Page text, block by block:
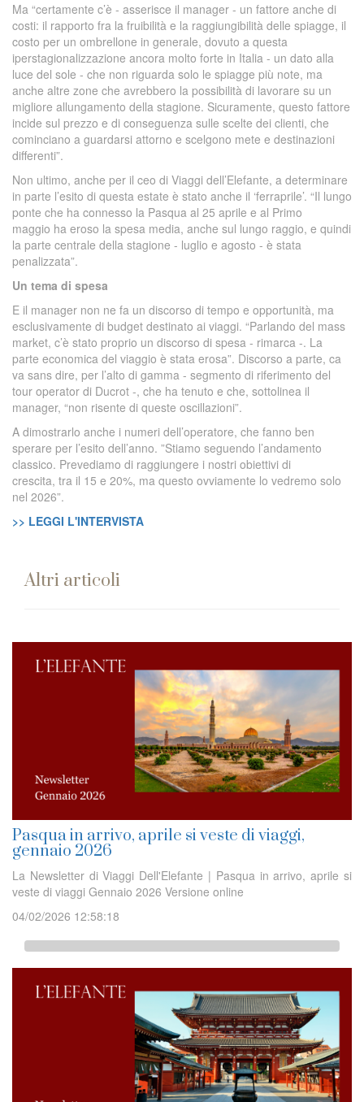
Ma “certamente c’è - asserisce il manager - un fattore anche di
costi: il rapporto fra la fruibilità e la raggiungibilità delle spiagge, il
costo per un ombrellone in generale, dovuto a questa
iperstagionalizzazione ancora molto forte in Italia - un dato alla
luce del sole - che non riguarda solo le spiagge più note, ma
anche altre zone che avrebbero la possibilità di lavorare su un
migliore allungamento della stagione. Sicuramente, questo fattore
incide sul prezzo e di conseguenza sulle scelte dei clienti, che
cominciano a guardarsi attorno e scelgono mete e destinazioni
differenti”.
Non ultimo, anche per il ceo di Viaggi dell’Elefante, a determinare
in parte l’esito di questa estate è stato anche il ‘ferraprile’. “Il lungo
ponte che ha connesso la Pasqua al 25 aprile e al Primo
maggio ha eroso la spesa media, anche sul lungo raggio, e quindi
la parte centrale della stagione - luglio e agosto - è stata
penalizzata”.
Un tema di spesa
E il manager non ne fa un discorso di tempo e opportunità, ma
esclusivamente di budget destinato ai viaggi. “Parlando del mass
market, c’è stato proprio un discorso di spesa - rimarca -. La
parte economica del viaggio è stata erosa”. Discorso a parte, ca
va sans dire, per l’alto di gamma - segmento di riferimento del
tour operator di Ducrot -, che ha tenuto e che, sottolinea il
manager, “non risente di queste oscillazioni”.
A dimostrarlo anche i numeri dell’operatore, che fanno ben
sperare per l’esito dell’anno. ”Stiamo seguendo l’andamento
classico. Prevediamo di raggiungere i nostri obiettivi di
crescita, tra il 15 e 20%, ma questo ovviamente lo vedremo solo
nel 2026”.
>> LEGGI L'INTERVISTA
Altri articoli
Pasqua in arrivo, aprile si veste di viaggi,
gennaio 2026
La Newsletter di Viaggi Dell'Elefante | Pasqua in arrivo, aprile si
veste di viaggi Gennaio 2026 Versione online
04/02/2026 12:58:18